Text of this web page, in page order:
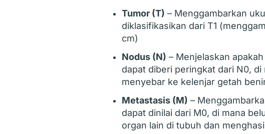
Tumor (T) – Menggambarkan
diklasifikasikan dari T1
cm)
Nodus (N) – Menjelaskan
dapat diberi peringkat dari N0,
menyebar ke kelenjar getah
Metastasis (M) –
dapat dinilai dari M0, di mana
organ lain di tubuh dan